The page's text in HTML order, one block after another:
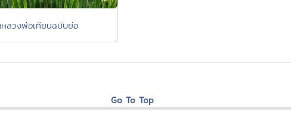
ลวงพ่อเทียนฉบับย่อ
Go To Top